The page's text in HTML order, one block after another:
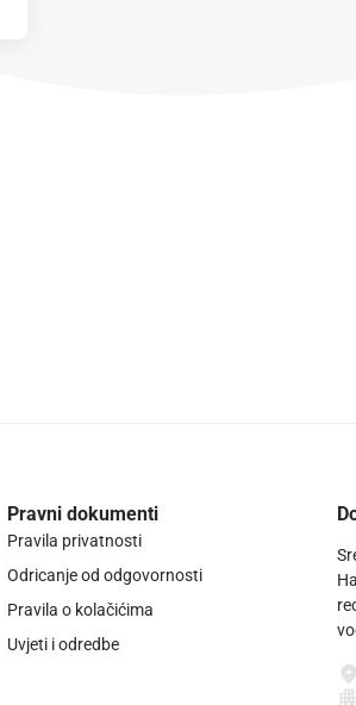
Pravni dokumenti
Pravila privatnosti
Odricanje od odgovornosti
Pravila o kolačićima
Uvjeti i odredbe